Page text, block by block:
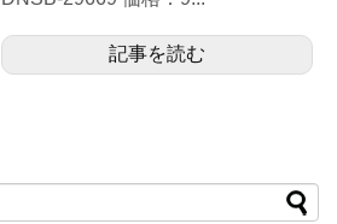
記事を読む